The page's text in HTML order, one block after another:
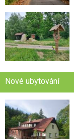
Nové ubytování